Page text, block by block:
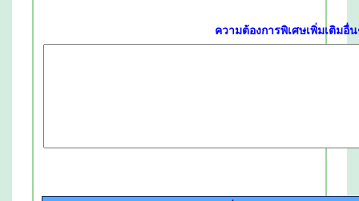
ความต้องการพิเศษเพิ่มเติมอื่